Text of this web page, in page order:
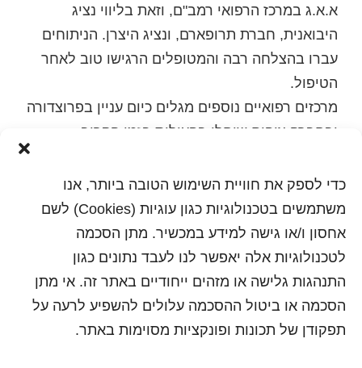
כדי לספק את חוויית השימוש הטובה ביותר, אנו
משתמשים בטכנולוגיות כגון עוגיות (Cookies) לשם
אחסון ו/או גישה למידע במכשיר. מתן הסכמה
לטכנולוגיות אלה יאפשר לנו לעבד נתונים כגון
התנהגות גלישה או מזהים ייחודיים באתר זה. אי מתן
הסכמה או ביטול ההסכמה עלולים להשפיע לרעה על
תפקודן של תכונות ופונקציות מסוימות באתר.
א.א.ג במרכז הרפואי רמב"ם, וזאת בליווי נציג
היבואנית, חברת תרופארם, ונציג היצרן. הניתוחים
עברו בהצלחה רבה והמטופלים הרגישו טוב לאחר
הטיפול.
מרכזים רפואיים נוספים מגלים כיום עניין בפרוצדורה
ובחברה צופים שיחלו בפעילות בזמן הקרוב.
מנגישה פתרון אמיתי המטפל בשורש הבעיה ולא
בתסמין.
למידע נוסף: סופי רובין, מנהלת תחום ציוד רפואי
מתקדם ומתכלה 054-6722069, 09-8922069
sofi@sarel.co.il
הדפסה